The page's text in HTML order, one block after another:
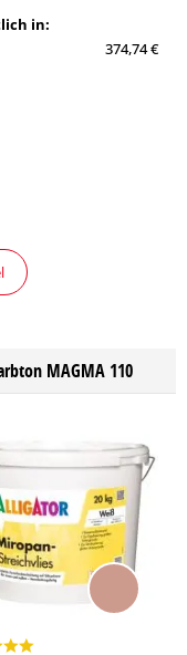
in:
374,74 €
MAGMA 110